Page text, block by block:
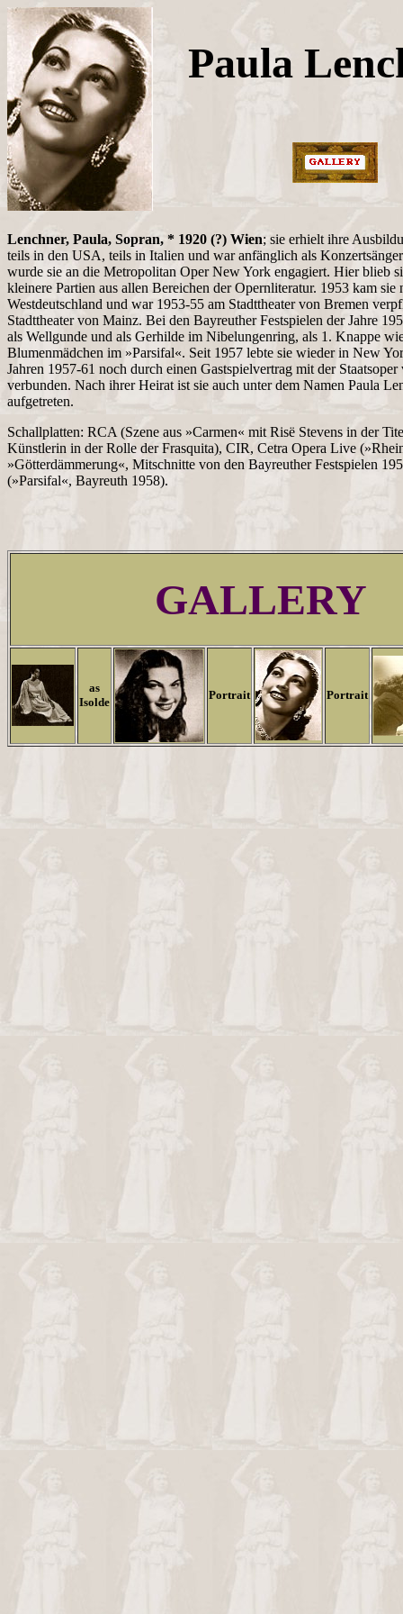
Paula
Lenchner, Paula, Sopran, * 1920 (?) Wien; sie erhielt ihre
teils in den USA, teils in Italien und war anfänglich als
wurde sie an die Metropolitan Oper New York engagiert. Hier blieb
kleinere Partien aus allen Bereichen der Opernliteratur. 1953 kam sie
Westdeutschland und war 1953-55 am Stadttheater von Bremen
Stadttheater von Mainz. Bei den Bayreuther Festspielen der Jahre
als Wellgunde und als Gerhilde im Nibelungenring, als 1. Knappe
Blumenmädchen im »Parsifal«. Seit 1957 lebte sie wieder in New
Jahren 1957-61 noch durch einen Gastspielvertrag mit der Staatsoper
verbunden. Nach ihrer Heirat ist sie auch unter dem Namen Paula
aufgetreten.
Schallplatten: RCA (Szene aus »Carmen« mit Risë Stevens in der
Künstlerin in der Rolle der Frasquita), CIR, Cetra Opera Live
»Götterdämmerung«, Mitschnitte von den Bayreuther Festspielen
(»Parsifal«, Bayreuth 1958).
GALLERY
as
Isolde
Portrait Portrait